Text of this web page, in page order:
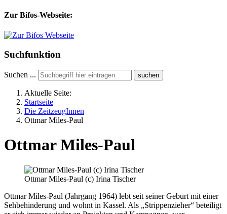
Zur Bifos-Webseite:
Suchfunktion
Suchen ... suchen
Aktuelle Seite:
Startseite
Die ZeitzeugInnen
Ottmar Miles-Paul
Ottmar Miles-Paul
Ottmar Miles-Paul (c) Irina Tischer
Ottmar Miles-Paul (Jahrgang 1964) lebt seit seiner Geburt mit einer
Sehbehinderung und wohnt in Kassel. Als „Strippenzieher“ beteiligt